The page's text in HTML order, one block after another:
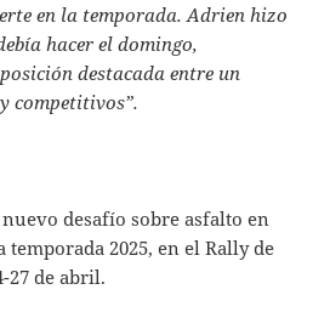
en la temporada. Adrien hizo
hacer el domingo,
destacada entre un
competitivos”.
desafío sobre asfalto en
2025, en el Rally de
27 de abril.